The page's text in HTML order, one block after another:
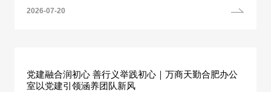
2026-07-20
党建融合润初心 善行义举践初心｜万商天勤合肥办公
室以党建引领涵养团队新风